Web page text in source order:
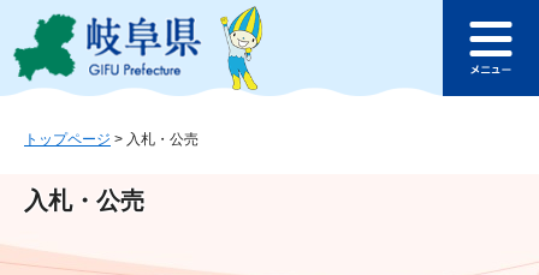
ジ
ュ
文
このページの本文へ
ュ
トップページ > 入札・公売
入札・公売